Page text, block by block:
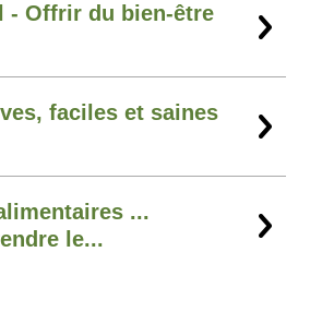
- Offrir du bien-être
faciles et saines
...
le...